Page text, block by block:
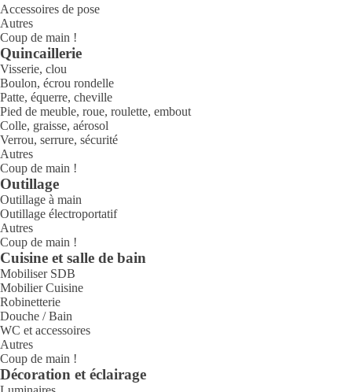
Accessoires de pose
Autres
Coup de main !
Quincaillerie
Visserie, clou
Boulon, écrou rondelle
Patte, équerre, cheville
Pied de meuble, roue, roulette, embout
Colle, graisse, aérosol
Verrou, serrure, sécurité
Autres
Coup de main !
Outillage
Outillage à main
Outillage électroportatif
Autres
Coup de main !
Cuisine et salle de bain
Mobiliser SDB
Mobilier Cuisine
Robinetterie
Douche / Bain
WC et accessoires
Autres
Coup de main !
Décoration et éclairage